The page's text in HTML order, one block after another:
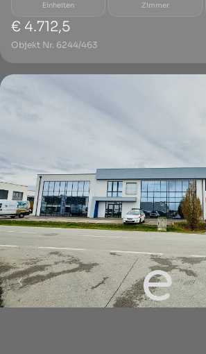
Einheiten Zimmer
€ 4.712,5
Objekt Nr. 6244/463